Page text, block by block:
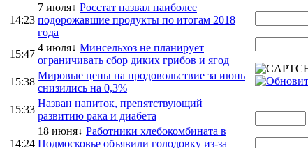
14:23
7 июля↓ Росстат назвал наиболее
подорожавшие продукты по итогам 2018
года
15:47
4 июля↓ Минсельхоз не планирует
ограничивать сбор диких грибов и ягод
15:38
Мировые цены на продовольствие за июнь
снизились на 0,3%
15:33
Назван напиток, препятствующий
развитию рака и диабета
14:24
18 июня↓ Работники хлебокомбината в
Подмосковье объявили голодовку из-за